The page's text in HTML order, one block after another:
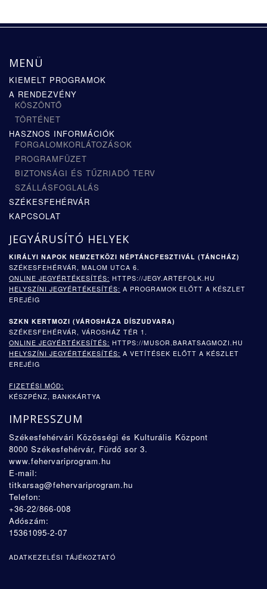
MENÜ
KIEMELT PROGRAMOK
A RENDEZVÉNY
KÖSZÖNTŐ
TÖRTÉNET
HASZNOS INFORMÁCIÓK
FORGALOMKORLÁTOZÁSOK
PROGRAMFÜZET
BIZTONSÁGI ÉS TŰZRIADÓ TERV
SZÁLLÁSFOGLALÁS
SZÉKESFEHÉRVÁR
KAPCSOLAT
JEGYÁRUSÍTÓ HELYEK
KIRÁLYI NAPOK NEMZETKÖZI NÉPTÁNCFESZTIVÁL (TÁNCHÁZ)
SZÉKESFEHÉRVÁR, MALOM UTCA 6.
ONLINE JEGYÉRTÉKESÍTÉS: HTTPS://JEGY.ARTEFOLK.HU
HELYSZÍNI JEGYÉRTÉKESÍTÉS: A PROGRAMOK ELŐTT A KÉSZLET
EREJÉIG
SZKN KERTMOZI (VÁROSHÁZA DÍSZUDVARA)
SZÉKESFEHÉRVÁR, VÁROSHÁZ TÉR 1.
ONLINE JEGYÉRTÉKESÍTÉS: HTTPS://MUSOR.BARATSAGMOZI.HU
HELYSZÍNI JEGYÉRTÉKESÍTÉS: A VETÍTÉSEK ELŐTT A KÉSZLET
EREJÉIG
FIZETÉSI MÓD:
KÉSZPÉNZ, BANKKÁRTYA
IMPRESSZUM
Székesfehérvári Közösségi és Kulturális Központ
8000 Székesfehérvár, Fürdő sor 3.
www.fehervariprogram.hu
E-mail:
titkarsag@fehervariprogram.hu
Telefon:
+36-22/866-008
Adószám:
15361095-2-07
ADATKEZELÉSI TÁJÉKOZTATÓ